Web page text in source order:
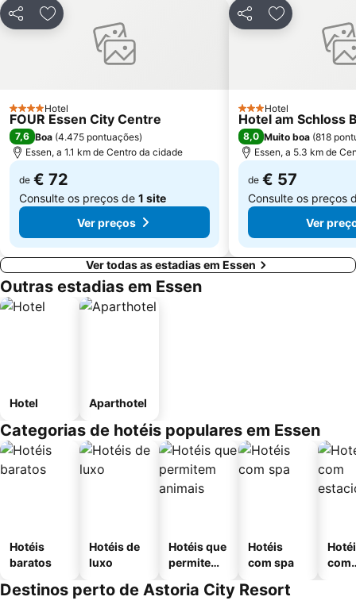
Dortmund Zoo
Königsallee
Oberbilk
Bahnhof Bocholt
Loh
Dortmunder U
HCC Harenberg City-Center
PartilharAdicionar aos favoritos
4 Estrelas
Hotel
FOUR Essen City Centre
7,6 Boa (4.475 pontuações)
Essen, a 1.1 km de Centro da cidade
de € 72
Consulte os preços de 1 site
Ver preços
PartilharAdicionar
3 Estrelas
Hotel
Hotel am Schloss
8,0 Muito boa (818
Essen, a 5.3 km de
de € 57
Consulte os preços
Ver
Ver todas as estadias em Essen
Outras estadias em Essen
Hotel Aparthotel
Categorias de hotéis populares em Essen
Hotéis
baratos
Hotéis de
luxo
Hotéis que
permitem
Hotéis
com spa
com
Destinos perto de Astoria City Resort